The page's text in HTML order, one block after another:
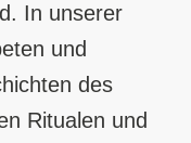
In unserer
und
des
Ritualen und